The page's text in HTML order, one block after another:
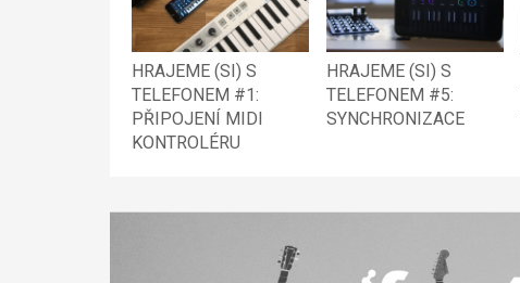
HRAJEME (SI) S
TELEFONEM #1:
PŘIPOJENÍ MIDI
KONTROLÉRU
HRAJEME (SI) S
TELEFONEM #5:
SYNCHRONIZACE